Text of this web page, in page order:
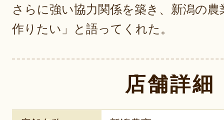
さらに強い協力関係を築き、新潟の
作りたい」と語ってくれた。
店舗詳細